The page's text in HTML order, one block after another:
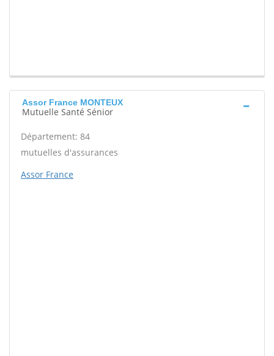
Assor France MONTEUX
Mutuelle Santé Sénior
Département: 84
mutuelles d'assurances
Assor France